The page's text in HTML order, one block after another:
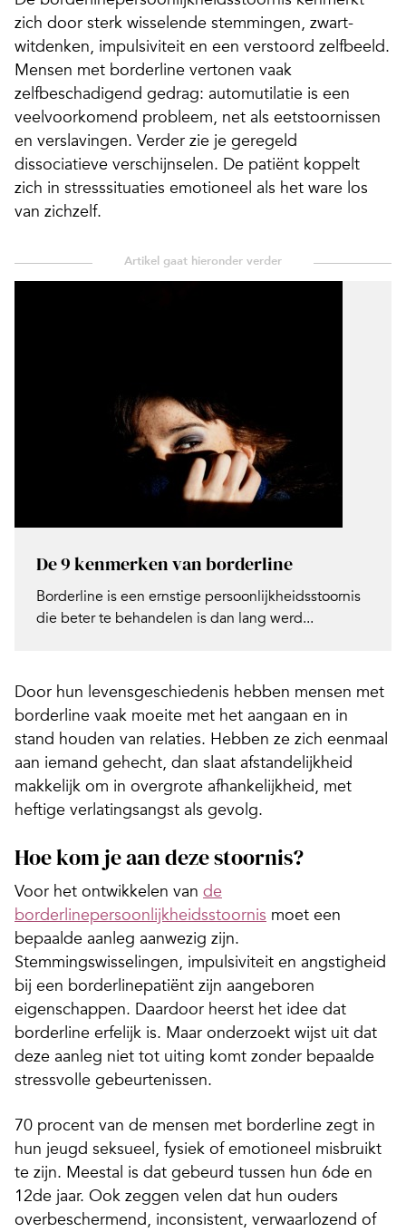
zich door sterk wisselende stemmingen, zwart-
witdenken, impulsiviteit en een verstoord zelfbeeld.
Mensen met borderline vertonen vaak
zelfbeschadigend gedrag: automutilatie is een
veelvoorkomend probleem, net als eetstoornissen
en verslavingen. Verder zie je geregeld
dissociatieve verschijnselen. De patiënt koppelt
zich in stresssituaties emotioneel als het ware los
van zichzelf.
De 9 kenmerken van borderline
Borderline is een ernstige persoonlijkheidsstoornis
die beter te behandelen is dan lang werd...
Door hun levensgeschiedenis hebben mensen met
borderline vaak moeite met het aangaan en in
stand houden van relaties. Hebben ze zich eenmaal
aan iemand gehecht, dan slaat afstandelijkheid
makkelijk om in overgrote afhankelijkheid, met
heftige verlatingsangst als gevolg.
Hoe kom je aan deze stoornis?
Voor het ontwikkelen van de
borderlinepersoonlijkheidsstoornis moet een
bepaalde aanleg aanwezig zijn.
Stemmingswisselingen, impulsiviteit en angstigheid
bij een borderlinepatiënt zijn aangeboren
eigenschappen. Daardoor heerst het idee dat
borderline erfelijk is. Maar onderzoekt wijst uit dat
deze aanleg niet tot uiting komt zonder bepaalde
stressvolle gebeurtenissen.
70 procent van de mensen met borderline zegt in
hun jeugd seksueel, fysiek of emotioneel misbruikt
te zijn. Meestal is dat gebeurd tussen hun 6de en
12de jaar. Ook zeggen velen dat hun ouders
overbeschermend, inconsistent, verwaar­lozend of